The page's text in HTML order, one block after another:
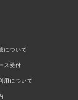
について
ス受付
用について